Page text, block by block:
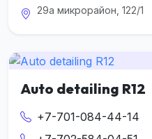
29а микрорайон, 122/1
Auto detailing R12
+7-701-084-44-14